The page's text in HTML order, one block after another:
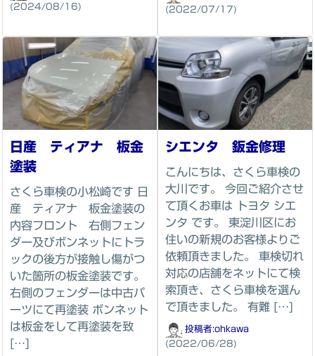
(2024/08/16)
(2022/07/17)
日産 ティアナ 板金
塗装
さくら車検の小松崎です 日
産 ティアナ 板金塗装の
内容フロント 右側フェン
ダー及びボンネットにトラ
ックの後方が接触し傷がつ
いた箇所の板金塗装です。
右側のフェンダーは中古パ
ーツにて再塗装 ボンネット
は板金をして再塗装を致
[…]
シエンタ 鈑金修理
こんにちは、さくら車検の
大川です。 今回ご紹介させ
て頂くお車は トヨタ シエ
ンタ です。 東淀川区にお
住いの新規のお客様よりご
依頼頂きました。 車検切れ
対応の店舗をネットにて検
索頂き、さくら車検を選ん
で頂きました。 有難 […]
投稿者:ohkawa
(2022/06/28)